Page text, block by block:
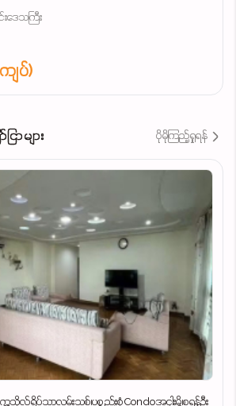
ဒေသကြီး
ျပ်)
ြာများ ပိုမိုကြည့်ရှုရန်
က္ကသိုလ်ရိပ်သာလမ်းသစ်၊ပစ္စည်းစုံCondoအငှါးမို့၊စရန်ဦး